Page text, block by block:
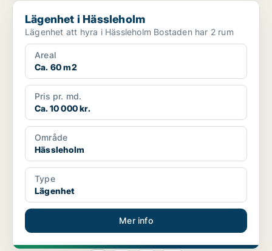
Lägenhet i Hässleholm
Lägenhet i Hässleholm
Lägenhet att hyra i Hässleholm Bostaden har 2 rum
Areal
Ca. 60 m2
Pris pr. md.
Ca. 10 000 kr.
Område
Hässleholm
Type
Lägenhet
Mer info